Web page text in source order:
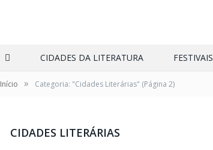
CIDADES DA LITERATURA FESTIVAIS
Início » Categoria: "Cidades Literárias" (Página 2)
CIDADES LITERÁRIAS